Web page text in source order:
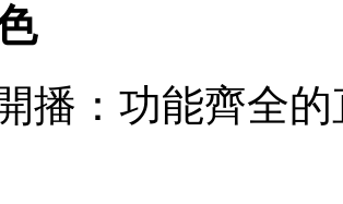
播：功能齊全